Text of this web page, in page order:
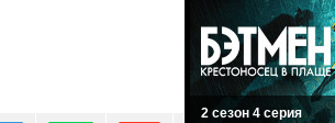
2 сезон 4 серия